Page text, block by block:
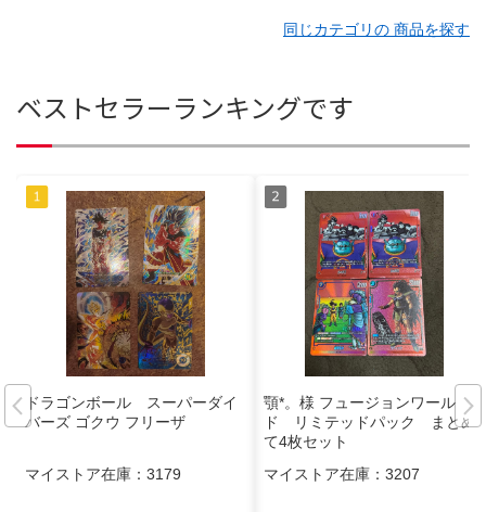
同じカテゴリの 商品を探す
ベストセラーランキングです
ドラゴンボール スーパーダイ
バーズ ゴクウ フリーザ
マイストア在庫： 3179
顎*。様 フュージョンワール
ド リミテッドパック まとめ
て4枚セット
マイストア在庫： 3207